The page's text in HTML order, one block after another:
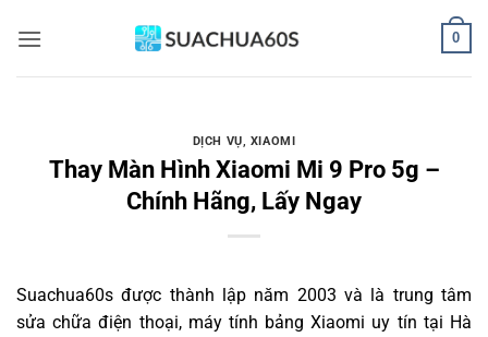
qua
0
DỊCH VỤ, XIAOMI
Thay Màn Hình Xiaomi Mi 9 Pro 5g –
Chính Hãng, Lấy Ngay
Suachua60s được thành lập năm 2003 và là trung tâm
sửa chữa điện thoại, máy tính bảng Xiaomi uy tín tại Hà